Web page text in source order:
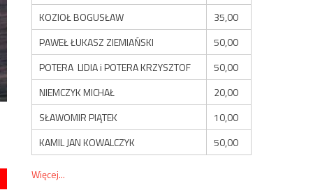
KOZIOŁ BOGUSŁAW
35,00
PAWEŁ ŁUKASZ ZIEMIAŃSKI
50,00
POTERA LIDIA i POTERA KRZYSZTOF
50,00
NIEMCZYK MICHAŁ
20,00
SŁAWOMIR PIĄTEK
10,00
KAMIL JAN KOWALCZYK
50,00
Więcej...